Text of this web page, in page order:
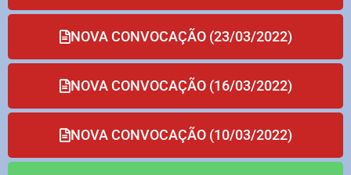
NOVA CONVOCAÇÃO (23/03/2022)
NOVA CONVOCAÇÃO (16/03/2022)
NOVA CONVOCAÇÃO (10/03/2022)